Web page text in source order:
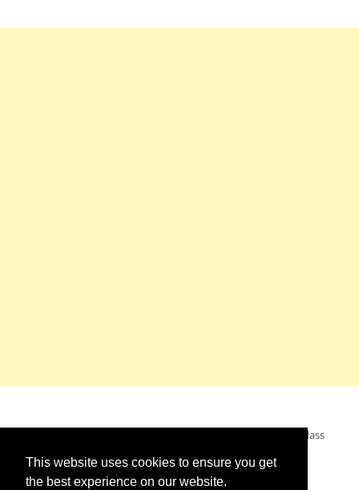
This website uses cookies to ensure you get
the best experience on our website.
Mein Wunsch: dass alle Menschen ohne Krieg leben dürfen, dass
alle Menschen den Krieg verurteilen und sich von den
Kriegstreibern abwenden. Das wünsche ich mir.